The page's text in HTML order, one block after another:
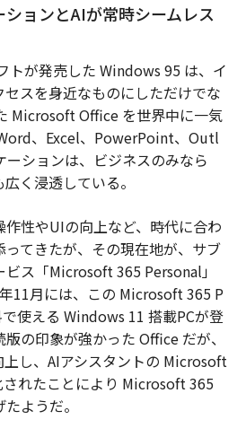
ョンとAIが常時シームレス
トが発売した Windows 95 は、イ
セスを身近なものにしただけでな
Microsoft Office を世界中に一気
、Excel、PowerPoint、Outl
ションは、ビジネスのみなら
く浸透している。
作性やUIの向上など、時代に合わ
てきたが、その現在地が、サブ
ス「Microsoft 365 Personal」
11月には、この Microsoft 365 P
使える Windows 11 搭載PCが登
の印象が強かった Office だが、
上し、AIアシスタントの Microsoft
れたことにより Microsoft 365
ようだ。